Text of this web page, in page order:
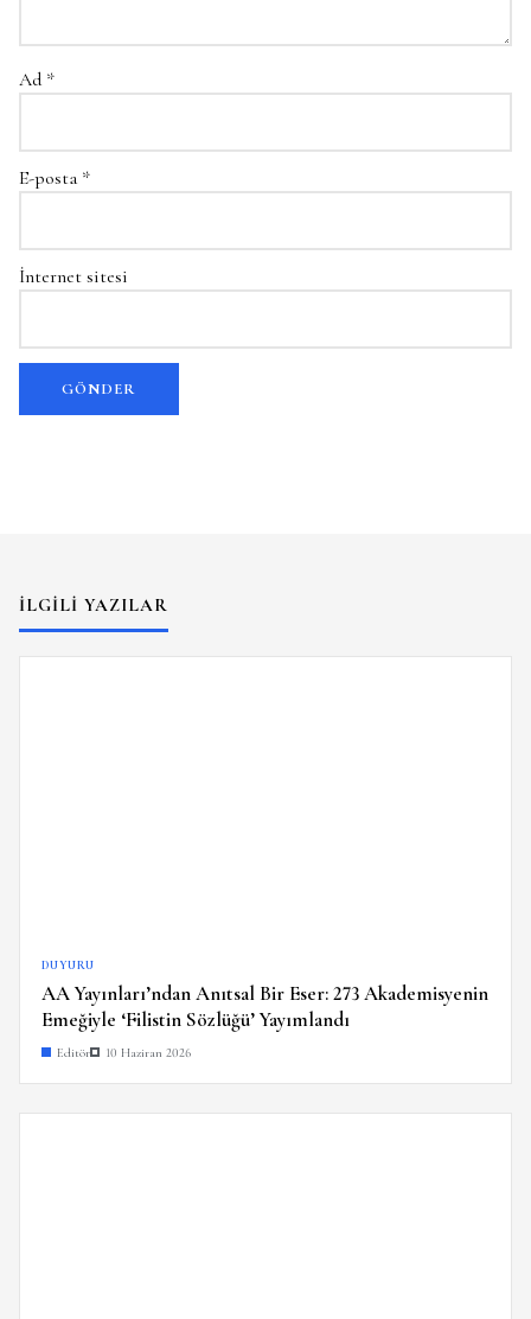
Ad *
E-posta *
İnternet sitesi
İLGILI YAZILAR
DUYURU
AA Yayınları’ndan Anıtsal Bir Eser: 273 Akademisyenin
Emeğiyle ‘Filistin Sözlüğü’ Yayımlandı
Editör 10 Haziran 2026